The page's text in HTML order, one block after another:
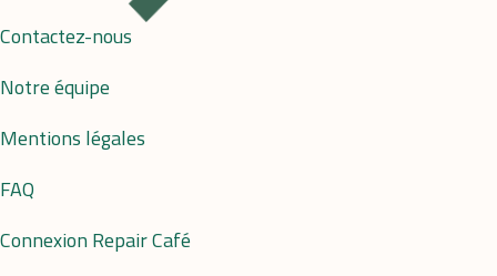
Contactez-nous
Notre équipe
Mentions légales
FAQ
Connexion Repair Café